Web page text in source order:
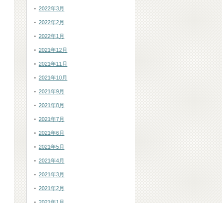
2022年3月
2022年2月
2022年1月
2021年12月
2021年11月
2021年10月
2021年9月
2021年8月
2021年7月
2021年6月
2021年5月
2021年4月
2021年3月
2021年2月